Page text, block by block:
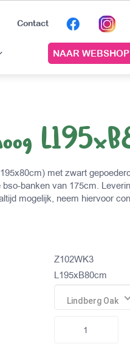
Contact
NAAR
met zwart
banken van 175cm.
mogelijk, neem hiervoor
Z102WK3
L195xB80cm
Lindberg Oak